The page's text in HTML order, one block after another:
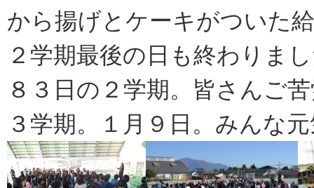
から揚げとケーキがついた
２学期最後の日も終わりま
８３日の２学期。皆さんご
３学期。１月９日。みんな